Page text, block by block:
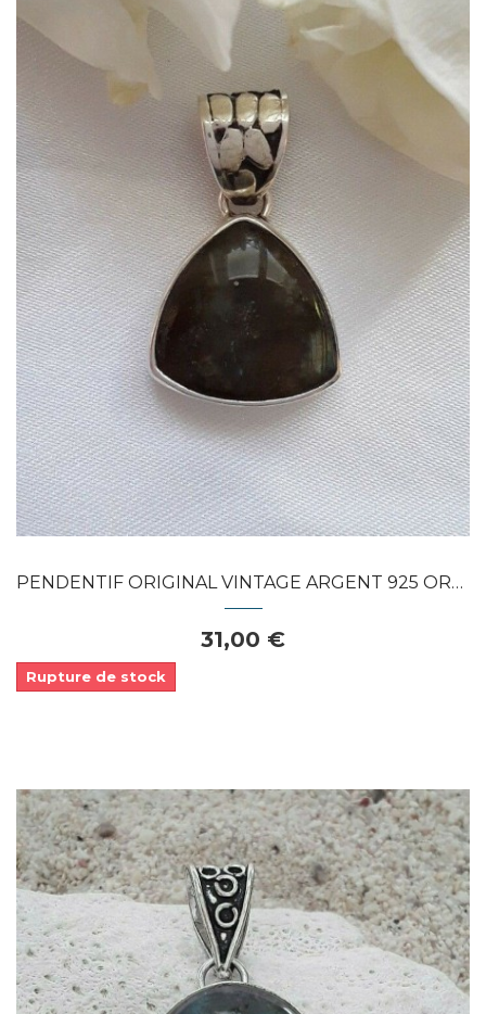
Dans mon panier
APERÇU RAPIDE
PENDENTIF ORIGINAL VINTAGE ARGENT 925 ORNÉ...
31,00 €
Rupture de stock